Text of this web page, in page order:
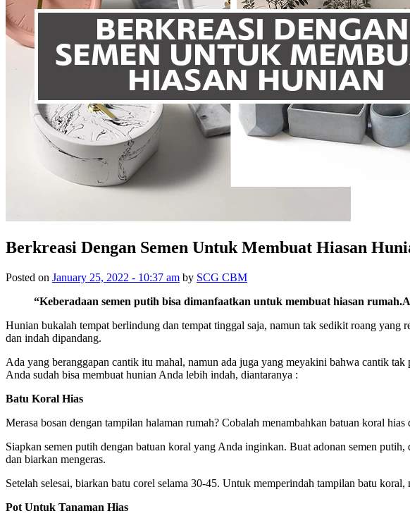
Berkreasi Dengan Semen Untuk Membuat Hiasan
Posted on January 25, 2022 - 10:37 am by SCG CBM
“Keberadaan semen putih bisa dimanfaatkan untuk membuat hiasan
Hunian bukalah tempat berlindung dan tempat tinggal saja, namun tak sedikit roang
dan indah dipandang.
Ada yang beranggapan cantik itu mahal, namun ada juga yang meyakini bahwa cantik
Anda sudah bisa membuat hunian Anda lebih indah, diantaranya :
Batu Koral Hias
Merasa bosan dengan tampilan halaman rumah? Cobalah menambahkan batuan koral
Siapkan semen putih dengan batuan koral yang Anda inginkan. Buat adonan semen
dan biarkan mengeras.
Setelah selesai, biarkan batu corel selama 30-45. Untuk memperindah tampilan batu
Pot Untuk Tanaman Hias